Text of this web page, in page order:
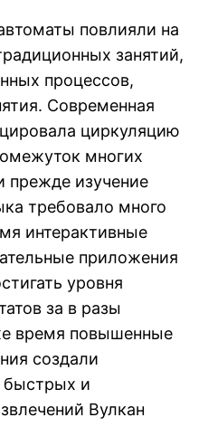
повлияли на
занятий,
процессов,
Современная
циркуляцию
многих
прежде изучение
требовало много
интерактивные
приложения
уровня
за в разы
время повышенные
создали
быстрых и
Вулкан